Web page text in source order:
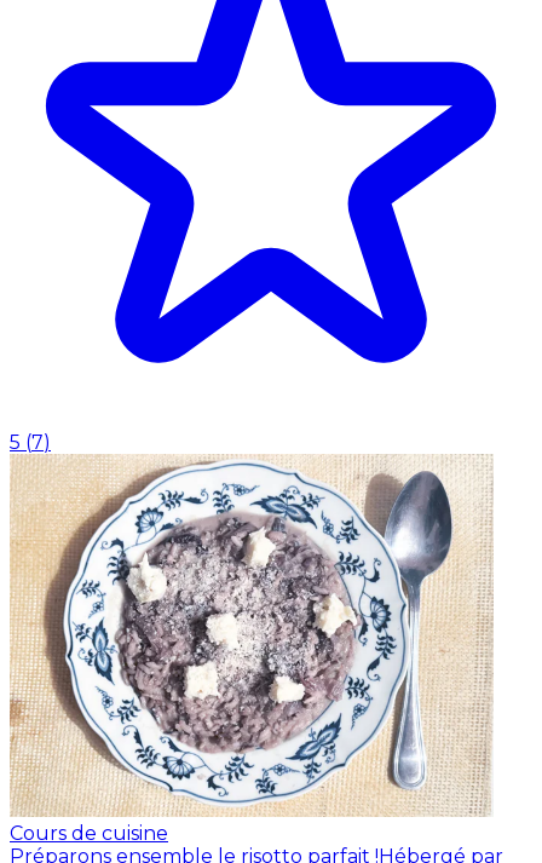
5 (7)
Cours de cuisine
Préparons ensemble le risotto parfait !Hébergé par